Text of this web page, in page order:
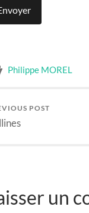
Philippe MOREL
POST
un